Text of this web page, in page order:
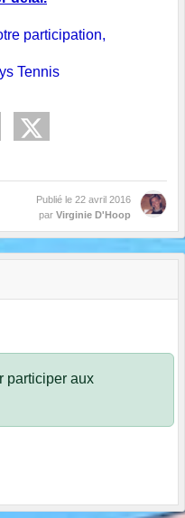
participation,
Tennis
Publié le 22 avril 2016
par Virginie D'Hoop
participer aux